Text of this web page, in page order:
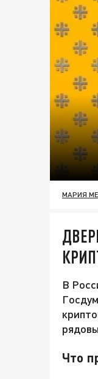
МАРИЯ
В
Что